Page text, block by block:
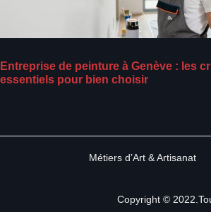
Entreprise de peinture à Genève : les
essentiels pour bien choisir
Métiers d’Art & Artisanat
Copyright ©